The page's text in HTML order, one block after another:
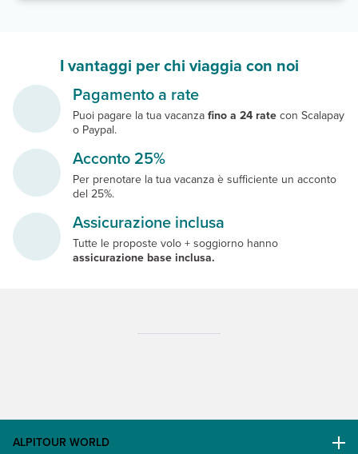
I vantaggi per chi viaggia con noi
Pagamento a rate
Puoi pagare la tua vacanza fino a 24 rate con Scalapay
o Paypal.
Acconto 25%
Per prenotare la tua vacanza è sufficiente un acconto
del 25%.
Assicurazione inclusa
Tutte le proposte volo + soggiorno hanno
assicurazione base inclusa.
ALPITOUR WORLD